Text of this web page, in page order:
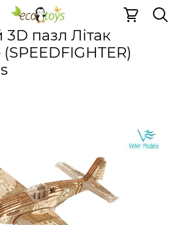
Механічні 3D пазли
пазл Літак